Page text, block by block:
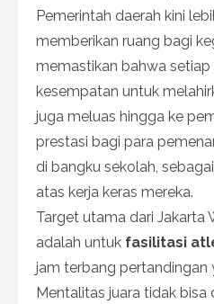
Pemerintah daerah kini
memberikan ruang bagi
memastikan bahwa
kesempatan untuk
juga meluas hingga ke
prestasi bagi para
di bangku sekolah,
atas kerja keras mereka.
Target utama dari Jakarta
adalah untuk fasilitasi
jam terbang pertandingan
Mentalitas juara tidak bisa